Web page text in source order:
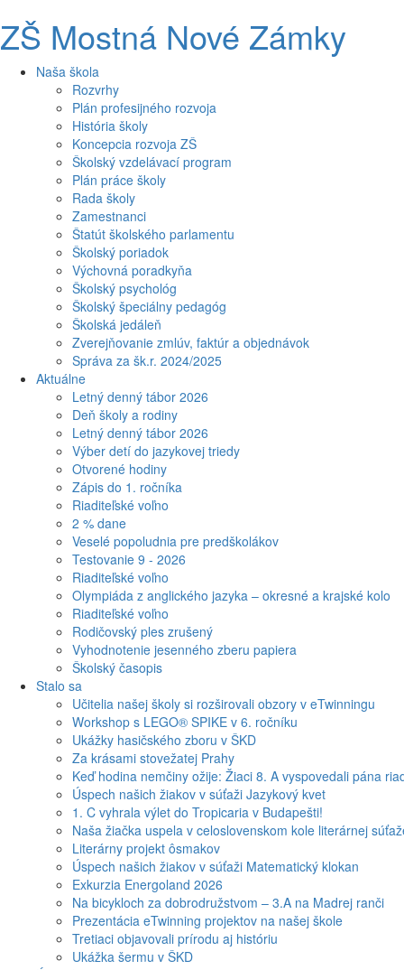
ZŠ Mostná Nové Zámky
Naša škola
Rozvrhy
Plán profesijného rozvoja
História školy
Koncepcia rozvoja ZŠ
Školský vzdelávací program
Plán práce školy
Rada školy
Zamestnanci
Štatút školského parlamentu
Školský poriadok
Výchovná poradkyňa
Školský psychológ
Školský špeciálny pedagóg
Školská jedáleň
Zverejňovanie zmlúv, faktúr a objednávok
Správa za šk.r. 2024/2025
Aktuálne
Letný denný tábor 2026
Deň školy a rodiny
Letný denný tábor 2026
Výber detí do jazykovej triedy
Otvorené hodiny
Zápis do 1. ročníka
Riaditeľské voľno
2 % dane
Veselé popoludnia pre predškolákov
Testovanie 9 - 2026
Riaditeľské voľno
Olympiáda z anglického jazyka – okresné a krajské kolo
Riaditeľské voľno
Rodičovský ples zrušený
Vyhodnotenie jesenného zberu papiera
Školský časopis
Stalo sa
Učitelia našej školy si rozširovali obzory v eTwinningu
Workshop s LEGO® SPIKE v 6. ročníku
Ukážky hasičského zboru v ŠKD
Za krásami stovežatej Prahy
Keď hodina nemčiny ožije: Žiaci 8. A vyspovedali pána
Úspech našich žiakov v súťaži Jazykový kvet
1. C vyhrala výlet do Tropicaria v Budapešti!
Naša žiačka uspela v celoslovenskom kole literárnej
Literárny projekt ôsmakov
Úspech našich žiakov v súťaži Matematický klokan
Exkurzia Energoland 2026
Na bicykloch za dobrodružstvom – 3.A na Madrej ranči
Prezentácia eTwinning projektov na našej škole
Tretiaci objavovali prírodu aj históriu
Ukážka šermu v ŠKD